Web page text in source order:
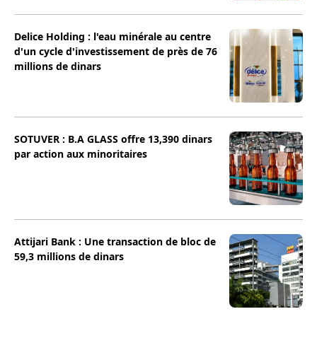
Delice Holding : l'eau minérale au centre
d'un cycle d'investissement de près de 76
millions de dinars
SOTUVER : B.A GLASS offre 13,390 dinars
par action aux minoritaires
Attijari Bank : Une transaction de bloc de
59,3 millions de dinars